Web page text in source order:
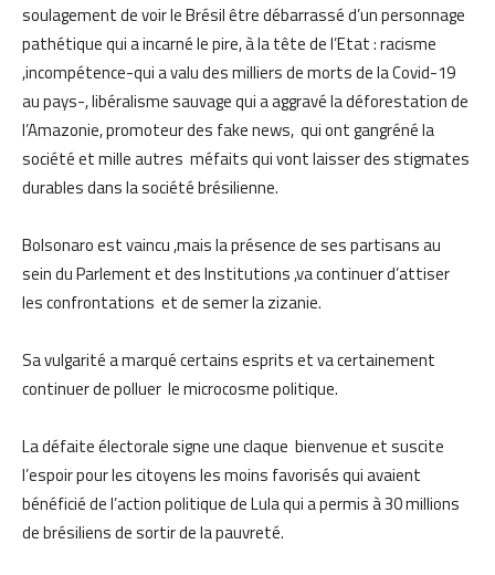
soulagement de voir le Brésil être débarrassé d’un personnage
pathétique qui a incarné le pire, à la tête de l’Etat : racisme
,incompétence-qui a valu des milliers de morts de la Covid-19
au pays-, libéralisme sauvage qui a aggravé la déforestation de
l’Amazonie, promoteur des fake news, qui ont gangréné la
société et mille autres méfaits qui vont laisser des stigmates
durables dans la société brésilienne.
Bolsonaro est vaincu ,mais la présence de ses partisans au
sein du Parlement et des Institutions ,va continuer d’attiser
les confrontations et de semer la zizanie.
Sa vulgarité a marqué certains esprits et va certainement
continuer de polluer le microcosme politique.
La défaite électorale signe une claque bienvenue et suscite
l’espoir pour les citoyens les moins favorisés qui avaient
bénéficié de l’action politique de Lula qui a permis à 30 millions
de brésiliens de sortir de la pauvreté.